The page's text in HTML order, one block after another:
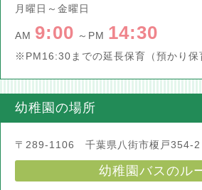
月曜日～金曜日
AM 9:00 ～PM 14:30
※PM16:30までの延長保育（預かり保
幼稚園の場所
〒289-1106 千葉県八街市榎戸354-2
幼稚園バスのル